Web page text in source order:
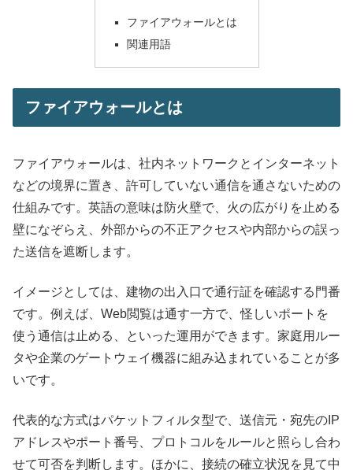
ファイアウォールとは
関連用語
ファイアウォールとは
ファイアウォールは、社内ネットワークとインターネット
などの境界に置き、許可していない通信を通さないための
仕組みです。英語の意味は防火壁で、火の広がりを止める
壁になぞらえ、外部からの不正アクセスや内部からの誤っ
た送信を遮断します。
イメージとしては、建物の出入口で通行証を確認する門番
です。例えば、Web閲覧は通す一方で、怪しいポートを
使う通信は止める、といった運用ができます。家庭用ルー
タや企業のゲートウェイ機器に組み込まれていることが多
いです。
代表的な方式はパケットフィルタ型で、送信元・宛先のIP
アドレスやポート番号、プロトコルをルールと照らし合わ
せて可否を判断します。ほかに、接続の確立状況を見て中